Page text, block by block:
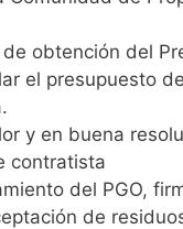
obtención del
el presupuesto
y en buena
contratista
del PGO,
de